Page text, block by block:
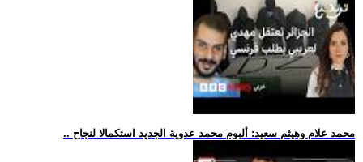
.. محمد علام وهيثم سعيد: ألبوم محمد عدوية الجديد استكمالا لنجاح